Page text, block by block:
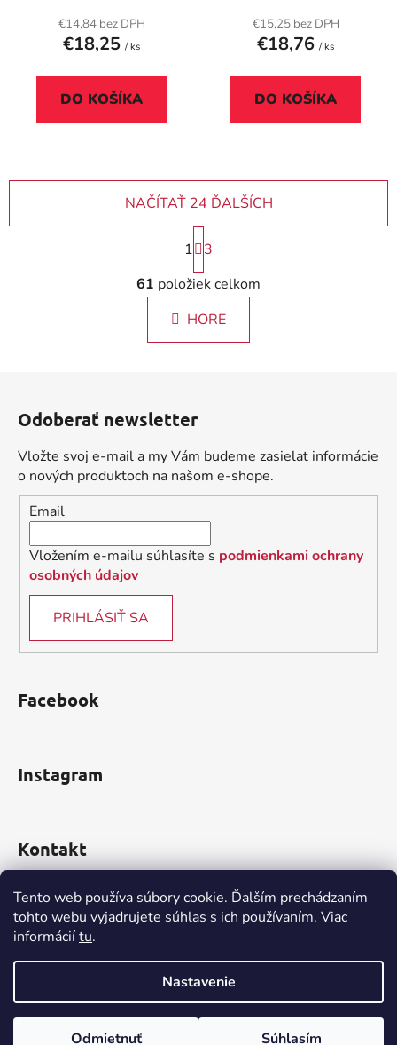
Tento web používa súbory cookie. Ďalším prechádzaním
tohto webu vyjadrujete súhlas s ich používaním. Viac
informáciítu.
Nastavenie
Odmietnuť Súhlasím
ml
€14,84 bez DPH
€18,25 / ks
DO KOŠÍKA
€15,25 bez DPH
€18,76 / ks
DO KOŠÍKA
O
v
l
á
d
e
p
r
v
k
y
v
ý
NAČÍTAŤ 24 ĎALŠÍCH
S
t
r
á
n
k
e
1
3
61 položiek celkom
HORE
Odoberať newsletter
Vložte svoj e-mail a my Vám budeme zasielať informácie
o nových produktoch na našom e-shope.
Email
Vložením e-mailu súhlasíte s podmienkami ochrany
osobných údajov
PRIHLÁSIŤ SA
Facebook
Instagram
Kontakt
obchod@incomp.sk
0910 999 552
Vytvoril Shoptet